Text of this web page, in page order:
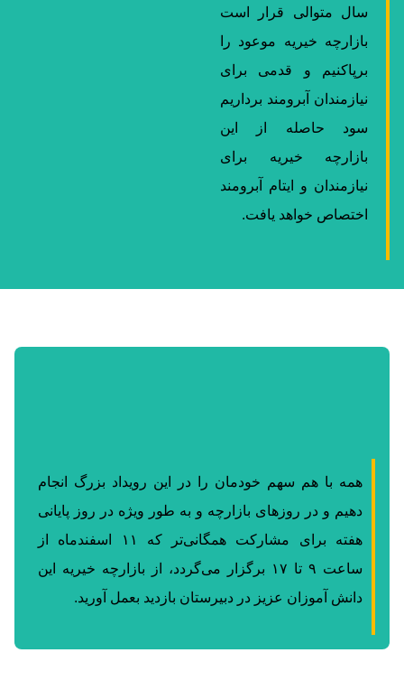
قرار است
موعود را
و قدمی برای
آبرومند برداریم
از این
خیریه برای
و ایتام آبرومند
یافت.
سهم خودمان را در این رویداد بزرگ انجام
روزهای بازارچه و به طور ویژه در روز پایانی
هفته برای مشارکت همگانی‌تر که ۱۱ اسفندماه از
ساعت ۹ تا ۱۷ برگزار می‌گردد، از بازارچه خیریه این
عزیز در دبیرستان بازدید بعمل آورید.